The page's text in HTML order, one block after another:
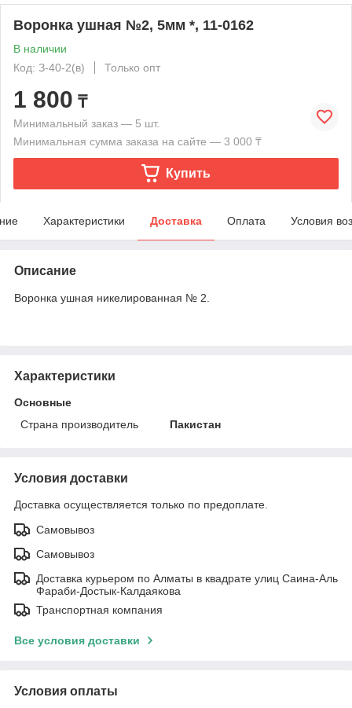
Воронка ушная №2, 5мм *, 11-0162
В наличии
Код: З-40-2(в)
Только опт
1 800 ₸
Минимальный заказ — 5 шт.
Минимальная сумма заказа на сайте — 3 000 ₸
Купить
Характеристики Доставка Оплата Условия
Описание
Воронка ушная никелированная № 2.
Характеристики
Основные
Страна производитель
Пакистан
Условия доставки
Доставка осуществляется только по предоплате.
Самовывоз
Самовывоз
Доставка курьером по Алматы в квадрате улиц Саина-Аль
Фараби-Достык-Калдаякова
Транспортная компания
Все условия доставки
Условия оплаты